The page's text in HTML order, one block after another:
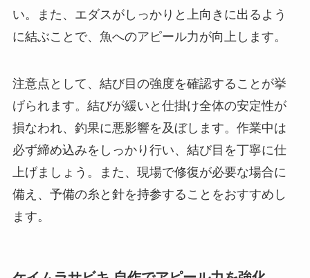
い。また、エダスがしっかりと上向きに出るよう
に結ぶことで、魚へのアピール力が向上します。
注意点として、結び目の強度を確認することが挙
げられます。結びが緩いと仕掛け全体の安定性が
損なわれ、釣果に悪影響を及ぼします。作業中は
必ず締め込みをしっかり行い、結び目を丁寧に仕
上げましょう。また、現場で修復が必要な場合に
備え、予備の糸と針を持参することをおすすめし
ます。